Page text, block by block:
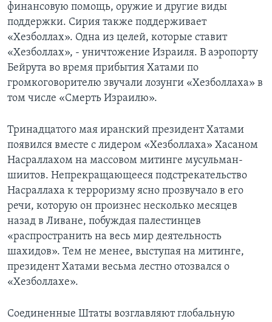
финансовую помощь, оружие и другие виды
поддержки. Сирия также поддерживает
«Хезболлах». Одна из целей, которые ставит
«Хезболлах», - уничтожение Израиля. В аэропорту
Бейрута во время прибытия Хатами по
громкоговорителю звучали лозунги «Хезболлаха» в
том числе «Смерть Израилю».
Тринадцатого мая иранский президент Хатами
появился вместе с лидером «Хезболлаха» Хасаном
Насраллахом на массовом митинге мусульман-
шиитов. Непрекращающееся подстрекательство
Насраллаха к терроризму ясно прозвучало в его
речи, которую он произнес несколько месяцев
назад в Ливане, побуждая палестинцев
«распространить на весь мир деятельность
шахидов». Тем не менее, выступая на митинге,
президент Хатами весьма лестно отозвался о
«Хезболлахе».
Соединенные Штаты возглавляют глобальную